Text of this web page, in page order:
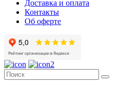
Доставка и оплата
Контакты
Об оферте